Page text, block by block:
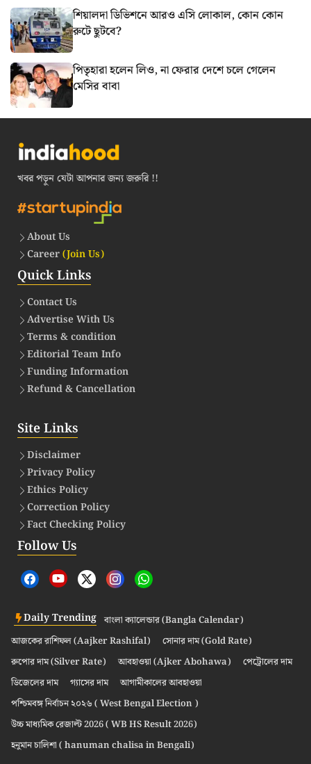
শিয়ালদা ডিভিশনে আরও এসি লোকাল, কোন কোন
রুটে ছুটবে?
পিতৃহারা হলেন লিও, না ফেরার দেশে চলে গেলেন
মেসির বাবা
খবর পড়ুন যেটা আপনার জন্য জরুরি !!
About Us
Career(Join Us)
Quick Links
Contact Us
Advertise With Us
Terms & condition
Editorial Team Info
Funding Information
Refund & Cancellation
Site Links
Disclaimer
Privacy Policy
Ethics Policy
Correction Policy
Fact Checking Policy
Follow Us
Daily Trending বাংলা ক্যালেন্ডার (Bangla Calendar)
আজকের রাশিফল (Aajker Rashifal)
সোনার দাম (Gold Rate)
রুপোর দাম (Silver Rate)
আবহাওয়া (Ajker Abohawa)
পেট্রোলের দাম
ডিজেলের দাম
গ্যাসের দাম
আগামীকালের আবহাওয়া
পশ্চিমবঙ্গ নির্বাচন ২০২৬ ( West Bengal Election )
উচ্চ মাধ্যমিক রেজাল্ট 2026 ( WB HS Result 2026)
হনুমান চালিশা ( hanuman chalisa in Bengali)